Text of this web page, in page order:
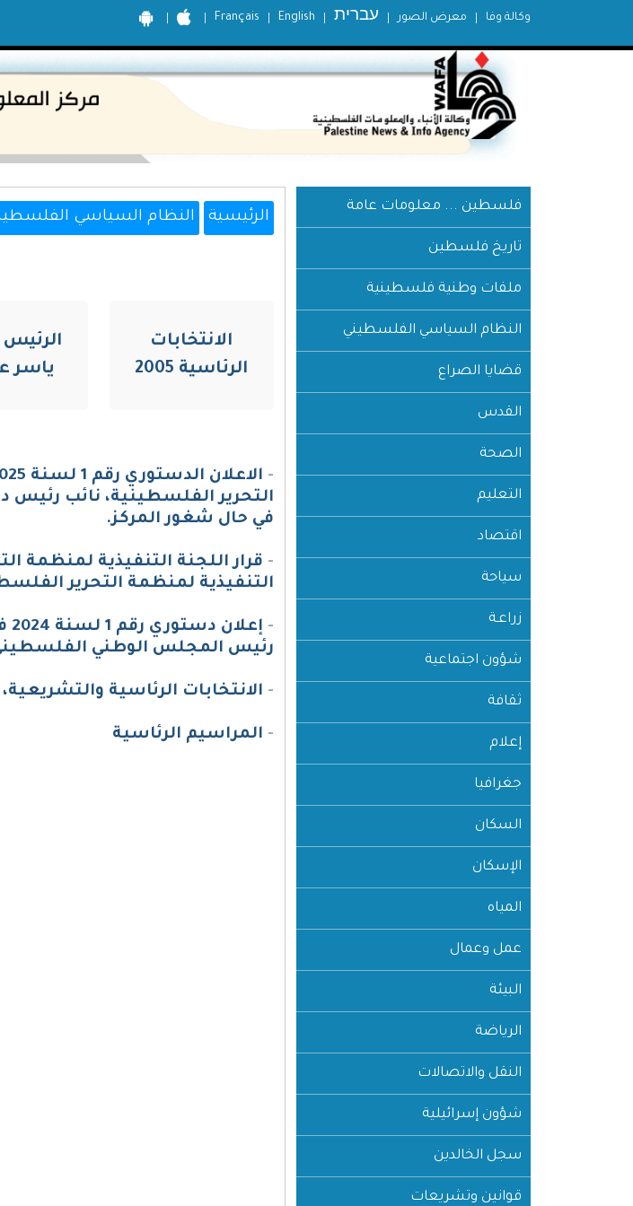
Français English עברית معرض الصور وكالة وفا
فلسطين ... معلومات عامة
تاريخ فلسطين
ملفات وطنية فلسطينية
النظام السياسي الفلسطيني
قضايا الصراع
القدس
الصحة
التعليم
اقتصاد
سياحة
زراعـة
شؤون اجتماعية
ثقافة
إعلام
جغرافيا
السكان
الإسكان
المياه
عمل وعمال
البيئة
الرياضة
النقل والاتصالات
شؤون إسرائيلية
سجل الخالدين
قوانين وتشريعات
الرئيسية النظام السياسي
الانتخابات
الرئاسية 2005
الرئيس
ياسر
-
التحرير الفلسطينية، نائب
في حال شغور المركز.
- قرار اللجنة التنفيذية لمنظمة
التنفيذية لمنظمة التحرير
-
رئيس المجلس الوطني الفلسطيني
- الانتخابات الرئاسية والتشريعية، 1996
- المراسيم الرئاسية